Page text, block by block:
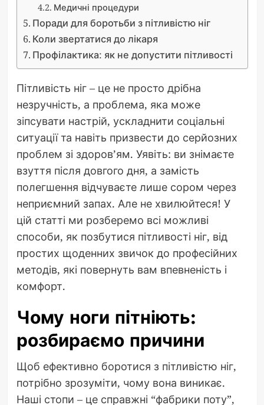
Медичні процедури
Поради для боротьби з пітливістю ніг
Коли звертатися до лікаря
Профілактика: як не допустити пітливості
Пітливість ніг – це не просто дрібна
незручність, а проблема, яка може
зіпсувати настрій, ускладнити соціальні
ситуації та навіть призвести до серйозних
проблем зі здоров’ям. Уявіть: ви знімаєте
взуття після довгого дня, а замість
полегшення відчуваєте лише сором через
неприємний запах. Але не хвилюйтеся! У
цій статті ми розберемо всі можливі
способи, як позбутися пітливості ніг, від
простих щоденних звичок до професійних
методів, які повернуть вам впевненість і
комфорт.
Чому ноги пітніють:
розбираємо причини
Щоб ефективно боротися з пітливістю ніг,
потрібно зрозуміти, чому вона виникає.
Наші стопи – це справжні “фабрики поту”,